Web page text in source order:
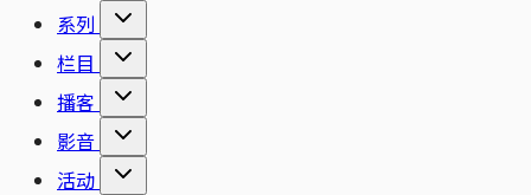
系列
栏目
播客
影音
活动